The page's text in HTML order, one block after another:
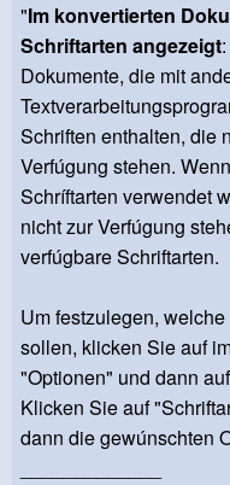
"Im konvertierten
Schriftarten angezeigt:
Dokumente, die mit
Schriften enthalten, die
Verfúgung stehen.
Schríftarten verwendet
nicht zur Verfúgung
verfúgbare Schriftarten.
Um festzulegen,
sollen, klicken Sie auf
"Optionen" und dann
Klicken Sie auf
dann die gewúnschten